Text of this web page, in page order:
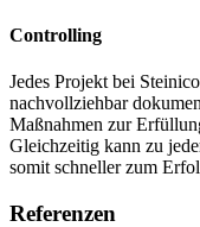
Controlling
Jedes Projekt bei
nachvollziehbar
Maßnahmen zur
Gleichzeitig kann zu
somit schneller zum
Referenzen